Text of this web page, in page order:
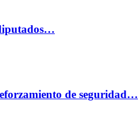
de seguridad…